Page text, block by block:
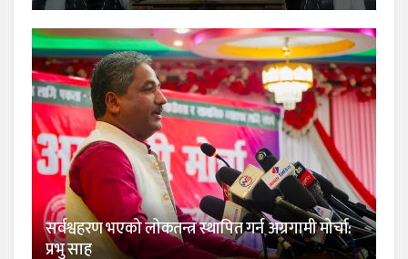
सर्वश्वहरण भएको लोकतन्त्र स्थापित गर्न अग्रगामी मोर्चा:
प्रभु साह